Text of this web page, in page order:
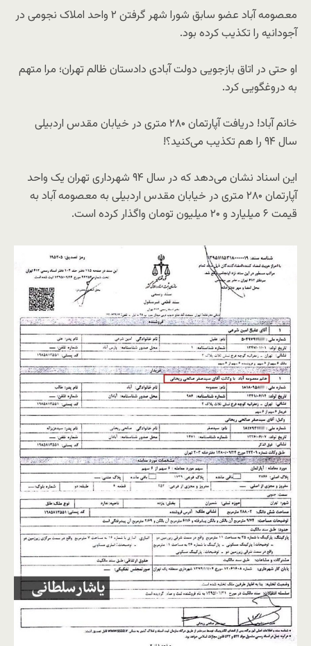
معصومه آباد عضو سابق شورا شهر گرفتن ۲ واحد املاک نجومی در
آجودانیه را تکذیب کرده بود.
او حتی در اتاق بازجویی دولت آبادی دادستان ظالم تهران؛ مرا متهم
به دروغگویی کرد.
خانم آباد! دریافت آپارتمان ۲۸۰ متری در خیابان مقدس اردبیلی
سال ۹۴ را هم تکذیب می‌کنید؟!
این اسناد نشان می‌دهد که در سال ۹۴ شهرداری تهران یک واحد
آپارتمان ۲۸۰ متری در خیابان مقدس اردبیلی به معصومه آباد به
قیمت ۶ میلیارد و ۲۰ میلیون تومان واگذار کرده است.